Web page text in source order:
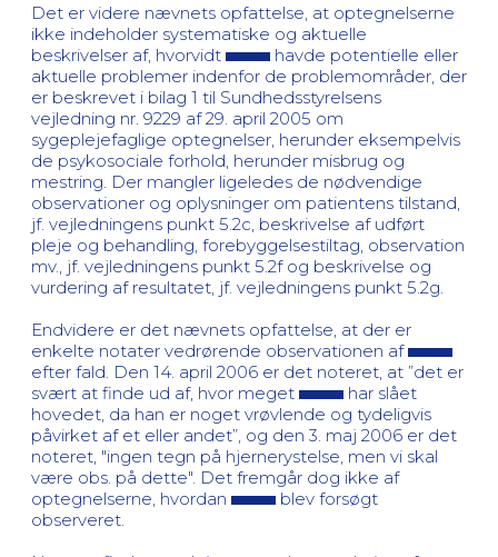
Det er videre nævnets opfattelse, at optegnelserne
ikke indeholder systematiske og aktuelle
beskrivelser af, hvorvidt
havde potentielle eller
aktuelle problemer indenfor de problemområder, der
er beskrevet i bilag 1 til Sundhedsstyrelsens
vejledning nr. 9229 af 29. april 2005 om
sygeplejefaglige optegnelser, herunder eksempelvis
de psykosociale forhold, herunder misbrug og
mestring. Der mangler ligeledes de nødvendige
observationer og oplysninger om patientens tilstand,
jf. vejledningens punkt 5.2c, beskrivelse af udført
pleje og behandling, forebyggelsestiltag, observation
mv., jf. vejledningens punkt 5.2f og beskrivelse og
vurdering af resultatet, jf. vejledningens punkt 5.2g.
Endvidere er det nævnets opfattelse, at der er
enkelte notater vedrørende observationen af
efter fald. Den 14. april 2006 er det noteret, at ”det er
svært at finde ud af, hvor meget
har slået
hovedet, da han er noget vrøvlende og tydeligvis
påvirket af et eller andet”, og den 3. maj 2006 er det
noteret, "ingen tegn på hjernerystelse, men vi skal
være obs. på dette". Det fremgår dog ikke af
optegnelserne, hvordan
blev forsøgt
observeret.